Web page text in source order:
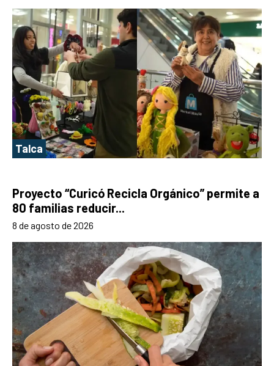
Talca
Proyecto “Curicó Recicla Orgánico” permite a
80 familias reducir...
8 de agosto de 2026